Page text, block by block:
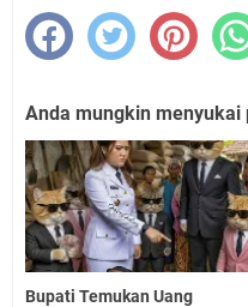
Anda mungkin menyukai
Bupati Temukan Uang